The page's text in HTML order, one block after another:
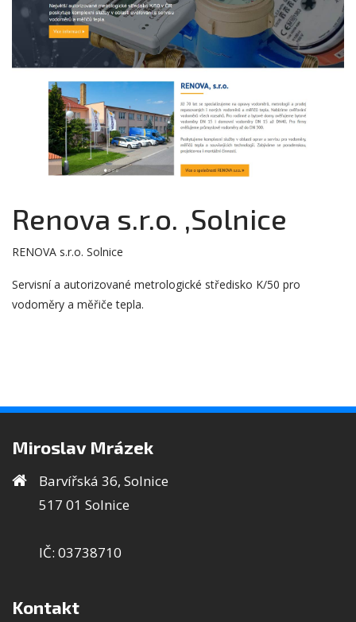
Renova s.r.o. ,Solnice
RENOVA s.r.o. Solnice
Servisní a autorizované metrologické středisko K/50 pro
vodoměry a měřiče tepla.
Miroslav Mrázek
Barvířská 36, Solnice
517 01 Solnice
IČ: 03738710
Kontakt